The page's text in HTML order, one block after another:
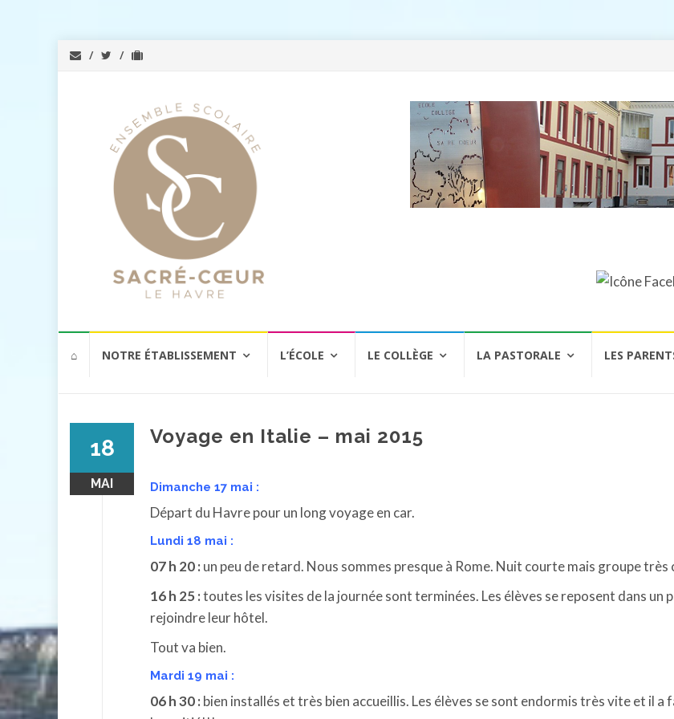
⌂ NOTRE ÉTABLISSEMENT L’ÉCOLE LE COLLÈGE LA PASTORALE LES
18
MAI
Voyage en Italie – mai 2015
Dimanche 17 mai :
Départ du Havre pour un long voyage en car.
Lundi 18 mai :
07 h 20 : un peu de retard. Nous sommes presque à Rome. Nuit courte mais groupe très
16 h 25 :toutes les visites de la journée sont terminées. Les élèves se reposent dans un
rejoindre leur hôtel.
Tout va bien.
Mardi 19 mai :
06 h 30 : bien installés et très bien accueillis. Les élèves se sont endormis très vite et il a